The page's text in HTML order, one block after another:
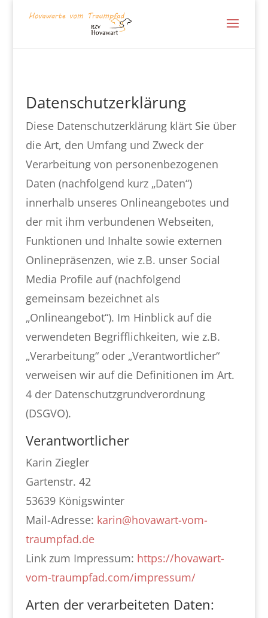
Datenschutzerklärung
Diese Datenschutzerklärung klärt Sie über
die Art, den Umfang und Zweck der
Verarbeitung von personenbezogenen
Daten (nachfolgend kurz „Daten“)
innerhalb unseres Onlineangebotes und
der mit ihm verbundenen Webseiten,
Funktionen und Inhalte sowie externen
Onlinepräsenzen, wie z.B. unser Social
Media Profile auf (nachfolgend
gemeinsam bezeichnet als
„Onlineangebot“). Im Hinblick auf die
verwendeten Begrifflichkeiten, wie z.B.
„Verarbeitung“ oder „Verantwortlicher“
verweisen wir auf die Definitionen im Art.
4 der Datenschutzgrundverordnung
(DSGVO).
Verantwortlicher
Karin Ziegler
Gartenstr. 42
53639 Königswinter
Mail-Adresse: karin@hovawart-vom-
traumpfad.de
Link zum Impressum: https://hovawart-
vom-traumpfad.com/impressum/
Arten der verarbeiteten Daten: